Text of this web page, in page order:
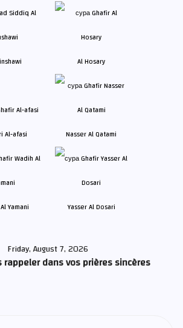
Al Hosary
Al-afasi Nasser Al Qatami
Yamani Yasser Al Dosari
Friday, August 7, 2026
dans vos prières sincères